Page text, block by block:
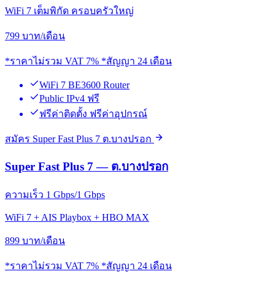
WiFi 7 เต็มพิกัด ครอบครัวใหญ่
799 บาท/เดือน
*ราคาไม่รวม VAT 7% *สัญญา 24 เดือน
WiFi 7 BE3600 Router
Public IPv4 ฟรี
ฟรีค่าติดตั้ง ฟรีค่าอุปกรณ์
สมัคร Super Fast Plus 7 ต.บางปรอก
Super Fast Plus 7 — ต.บางปรอก
ความเร็ว 1 Gbps/1 Gbps
WiFi 7 + AIS Playbox + HBO MAX
899 บาท/เดือน
*ราคาไม่รวม VAT 7% *สัญญา 24 เดือน